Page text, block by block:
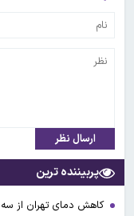
ارسال نظر
پربیننده ترین
کاهش دمای تهران از